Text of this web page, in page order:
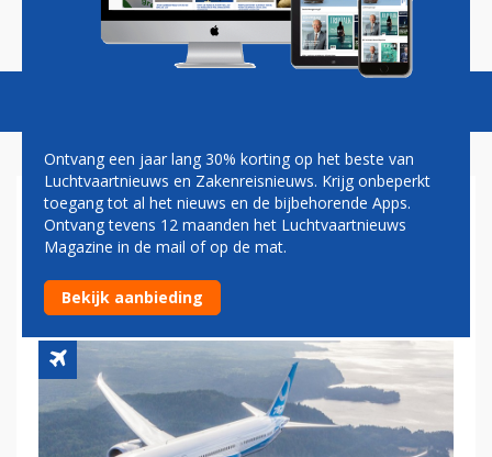
Magazine Podcasts Vacatures
EGYPTAIR MODERNISEERT
VLOOT MET BOEING 787-9
DREAMLINER
Ontvang een jaar lang 30% korting op het beste van
Luchtvaartnieuws en Zakenreisnieuws. Krijg onbeperkt
toegang tot al het nieuws en de bijbehorende Apps.
Ontvang tevens 12 maanden het Luchtvaartnieuws
Magazine in de mail of op de mat.
Bekijk aanbieding